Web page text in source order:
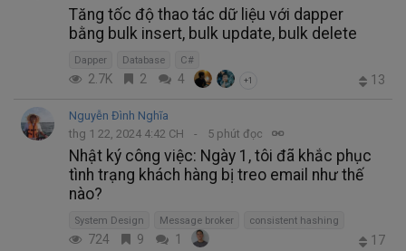
Tăng tốc độ thao tác dữ liệu với dapper
bằng bulk insert, bulk update, bulk delete
Dapper Database C#
2.7K 2 4 +1 13
Nguyễn Đình Nghĩa
thg 1 22, 2024 4:42 CH
5 phút đọc
Nhật ký công việc: Ngày 1, tôi đã khắc phục
tình trạng khách hàng bị treo email như thế
nào?
System Design Message broker consistent hashing
724 9 1 17